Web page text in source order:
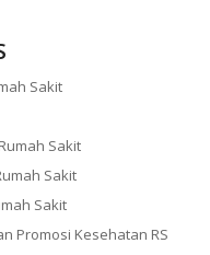
Sakit
Sakit
Sakit
Sakit
Promosi Kesehatan RS